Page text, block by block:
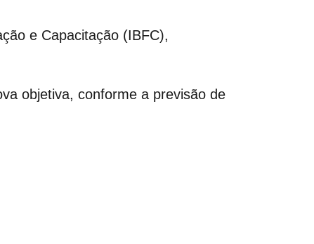
e Capacitação (IBFC),
objetiva, conforme a previsão de